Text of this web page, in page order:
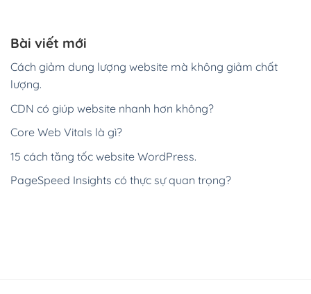
Bài viết mới
Cách giảm dung lượng website mà không giảm chất
lượng.
CDN có giúp website nhanh hơn không?
Core Web Vitals là gì?
15 cách tăng tốc website WordPress.
PageSpeed Insights có thực sự quan trọng?